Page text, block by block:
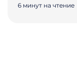
6 минут на чтение